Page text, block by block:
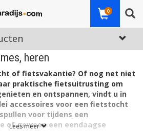
0
heren
of fietsvakantie? Of nog net niet
praktische fietsuitrusting om
en ontspannen, vindt u in
accessoires voor een fietstocht
voor tijdens een
of gewoon een eendaagse
Lees meer